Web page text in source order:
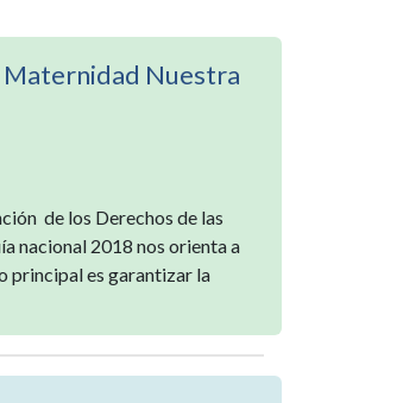
Maternidad Nuestra
de los Derechos de las
nacional 2018 nos orienta a
principal es garantizar la